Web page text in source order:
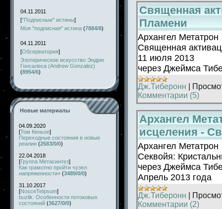
04.11.2011
["Подписные" истины]
Моя "подписная" истина (7884/8)
04.11.2011
[Обсерватория]
Эзотерическое искусство Эндрю
Гонсалеса (Andrew Gonzalez)
(8954/6)
Новые материалы
04.09.2020
[Том Кеньон]
Переходные состояния в новые
реалии (2583/0/0)
22.04.2018
[Группа Метасинтез]
Как грамотно пройти «узел
напряженности» (3489/0/0)
31.10.2017
[NosceTeIpsum]
buzlik. Особенности потоковых
состояний (3627/0/0)
Священная
Пламени
Архангел Метатрон
Священная
11 июля 2013
через Джеймса
Дж.Тиберонн
Комментарии (5)
Архангел
исцеления -
Архангел Метатрон
Секвойя:
через Джеймса
Апрель 2013 года
Дж.Тиберонн
Комментарии (2)